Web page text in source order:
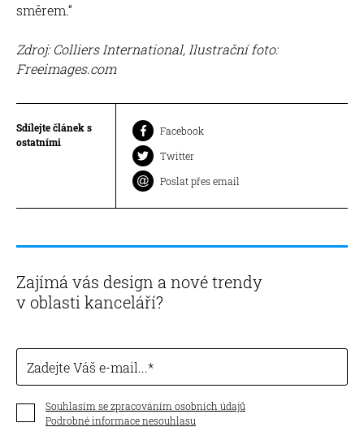
směrem.“
Zdroj: Colliers International, Ilustrační foto:
Freeimages.com
Sdílejte článek s
ostatními
Facebook
Twitter
Poslat přes email
Zajímá vás design a nové trendy
v oblasti kanceláří?
Zadejte Váš e-mail...
Souhlasím se zpracováním osobních údajů
Podrobné informace nesouhlasu